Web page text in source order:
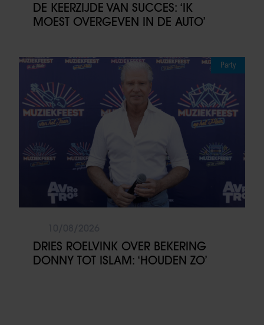
DE KEERZIJDE VAN SUCCES: ‘IK
MOEST OVERGEVEN IN DE AUTO’
Party
DRIES ROELVINK OVER BEKERING
DONNY TOT ISLAM: ‘HOUDEN ZO’